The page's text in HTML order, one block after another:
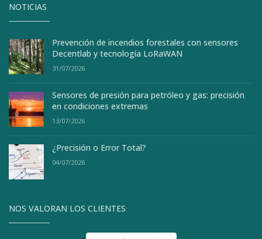
NOTICIAS
Prevención de incendios forestales con sensores
Decentlab y tecnología LoRaWAN
31/07/2026
Sensores de presión para petróleo y gas: precisión
en condiciones extremas
13/07/2026
¿Precisión o Error Total?
04/07/2026
NOS VALORAN LOS CLIENTES